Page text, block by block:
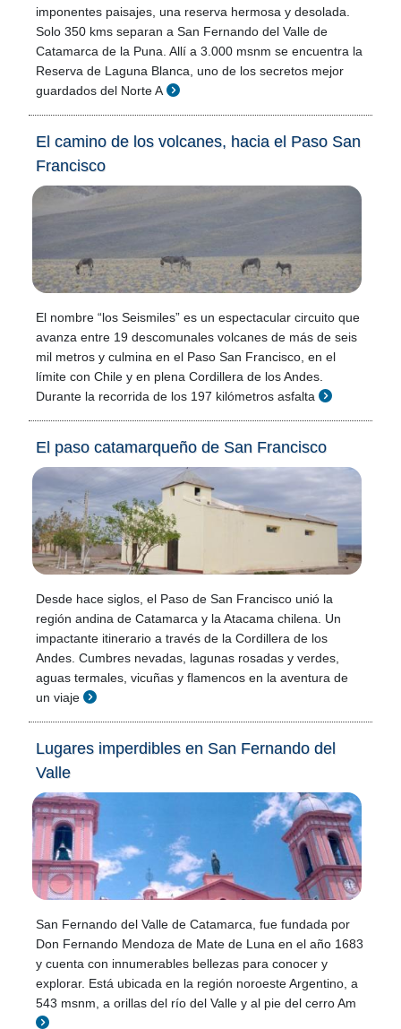
imponentes paisajes, una reserva hermosa y desolada.
Solo 350 kms separan a San Fernando del Valle de
Catamarca de la Puna. Allí a 3.000 msnm se encuentra la
Reserva de Laguna Blanca, uno de los secretos mejor
guardados del Norte A
El camino de los volcanes, hacia el Paso San
Francisco
El nombre “los Seismiles” es un espectacular circuito que
avanza entre 19 descomunales volcanes de más de seis
mil metros y culmina en el Paso San Francisco, en el
límite con Chile y en plena Cordillera de los Andes.
Durante la recorrida de los 197 kilómetros asfalta
El paso catamarqueño de San Francisco
Desde hace siglos, el Paso de San Francisco unió la
región andina de Catamarca y la Atacama chilena. Un
impactante itinerario a través de la Cordillera de los
Andes. Cumbres nevadas, lagunas rosadas y verdes,
aguas termales, vicuñas y flamencos en la aventura de
un viaje
Lugares imperdibles en San Fernando del
Valle
San Fernando del Valle de Catamarca, fue fundada por
Don Fernando Mendoza de Mate de Luna en el año 1683
y cuenta con innumerables bellezas para conocer y
explorar. Está ubicada en la región noroeste Argentino, a
543 msnm, a orillas del río del Valle y al pie del cerro Am